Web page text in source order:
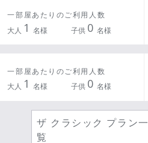
一部屋あたりのご利用人数
大人 1 名様 子供 0 名様
一部屋あたりのご利用人数
大人 1 名様 子供 0 名様
ザ クラシック プラン一
覧